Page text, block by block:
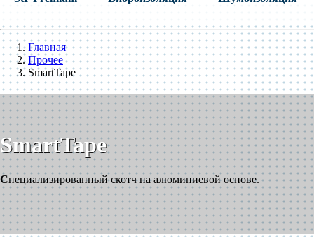
Главная
Прочее
SmartTape
SmartTape
Cпециализированный скотч на алюминиевой основе.